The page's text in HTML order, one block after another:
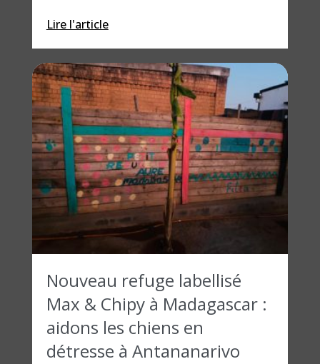
Lire l'article
Nouveau refuge labellisé
Max & Chipy à Madagascar :
aidons les chiens en
détresse à Antananarivo